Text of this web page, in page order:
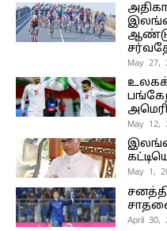
May 27,
May 12,
May 1,
April 30,